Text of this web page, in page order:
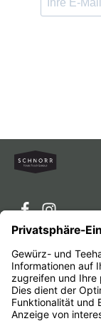
Service-Hotline
Service